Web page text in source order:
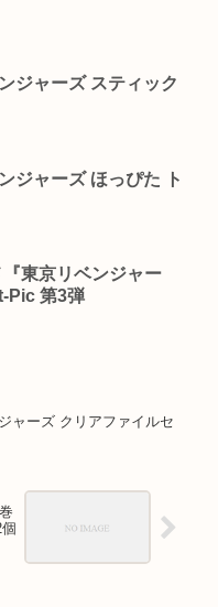
ジャーズ スティック
ジャーズ ほっぴた ト
東京リベンジャー
Pic 第3弾
ャーズ クリアファイルセ